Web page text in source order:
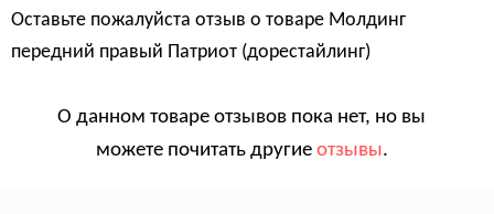
Оставьте пожалуйста отзыв о товаре Молдинг
передний правый Патриот (дорестайлинг)
О данном товаре отзывов пока нет, но вы
можете почитать другие отзывы.